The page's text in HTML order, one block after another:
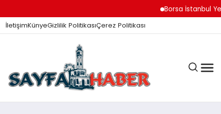
Borsa İstanbul
İletişimKünyeGizlilik PolitikasıÇerez Politikası